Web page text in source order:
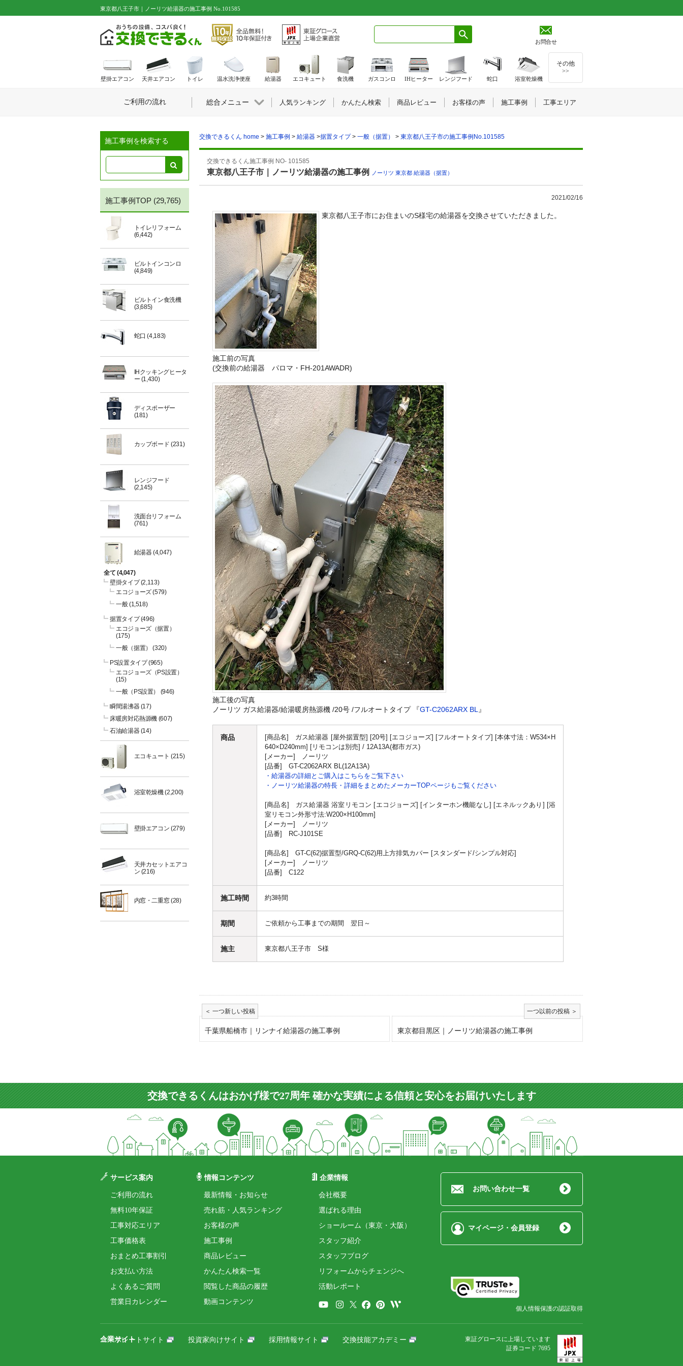
東京都八王子市｜ノーリツ給湯器の施工事例 No.101585
お問合せ
施工事例を検索する
施工事例TOP (29,765)
トイレリフォーム
(6,442)
ビルトインコンロ
(4,849)
ビルトイン食洗機
(3,685)
蛇口 (4,183)
IHクッキングヒータ
ー (1,430)
ディスポーザー
(181)
カップボード (231)
レンジフード
(2,145)
洗面台リフォーム
(761)
給湯器(4,047)
全て (4,047)
壁掛タイプ(2,113)
エコジョーズ(579)
一般(1,518)
据置タイプ(496)
エコジョーズ（据置）
(175)
一般（据置）
(320)
PS設置タイプ(965)
エコジョーズ（PS設置）
(15)
一般（PS設置）
(946)
瞬間湯沸器(17)
床暖房対応熱源機 (607)
石油給湯器(14)
エコキュート (215)
浴室乾燥機(2,200)
壁掛エアコン (279)
天井カセットエアコ
ン (216)
内窓・二重窓(28)
交換できるくん home > 施工事例 > 給湯器 >据置タイプ> 一般（据置） > 東京都八王子市の施工事例No.101585
交換できるくん施工事例 NO- 101585
東京都八王子市｜ノーリツ給湯器の施工事例 ノーリツ 東京都 給湯器（据置）
2021/02/16
東京都八王子市にお住まいのS様宅の給湯器を交換させていただきました。
施工前の写真
(交換前の給湯器 パロマ・FH-201AWADR)
施工後の写真
ノーリツ ガス給湯器/給湯暖房熱源機 /20号 /フルオートタイプ 『GT-C2062ARX BL 』
商品
[商品名] ガス給湯器 [屋外据置型] [20号] [エコジョーズ] [フルオートタイプ] [本体寸法：W534×H
640×D240mm] [リモコンは別売] / 12A13A(都市ガス)
[メーカー] ノーリツ
[品番] GT-C2062ARX BL(12A13A)
・給湯器の詳細とご購入はこちらをご覧下さい
・ノーリツ給湯器の特長・詳細をまとめたメーカーTOPページもご覧ください
[商品名] ガス給湯器 浴室リモコン [エコジョーズ] [インターホン機能なし] [エネルックあり] [浴
室リモコン外形寸法:W200×H100mm]
[メーカー] ノーリツ
[品番] RC-J101SE
[商品名] GT-C(62)据置型/GRQ-C(62)用上方排気カバー [スタンダード/シンプル対応]
[メーカー] ノーリツ
[品番] C122
施工時間 約3時間
期間 ご依頼から工事までの期間 翌日～
施主 東京都八王子市 S様
千葉県船橋市｜リンナイ給湯器の施工事例 東京都目黒区｜ノーリツ給湯器の施工事例
壁掛エアコン 天井エアコン トイレ 温水洗浄便座 給湯器 エコキュート 食洗機 ガスコンロ IHヒーター レンジフード 蛇口 浴室乾燥機
その他
>>
ご利用の流れ 総合メニュー 人気ランキング かんたん検索 商品レビュー お客様の声 施工事例 工事エリア
交換できるくんはおかげ様で27周年 確かな実績による信頼と安心をお届けいたします
サービス案内
ご利用の流れ
無料10年保証
工事対応エリア
工事価格表
おまとめ工事割引
お支払い方法
よくあるご質問
営業日カレンダー
情報コンテンツ
最新情報・お知らせ
売れ筋・人気ランキング
お客様の声
施工事例
商品レビュー
かんたん検索一覧
閲覧した商品の履歴
動画コンテンツ
企業情報
会社概要
選ばれる理由
ショールーム（東京・大阪）
スタッフ紹介
スタッフブログ
リフォームからチェンジへ
活動レポート
お問い合わせ一覧
マイページ・会員登録
個人情報保護の認証取得
企業サイト
コーポレートサイト 投資家向けサイト 採用情報サイト 交換技能アカデミー
東証グロースに上場しています
証券コード 7695